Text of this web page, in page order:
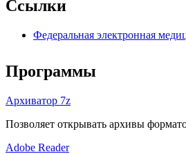
Ссылки
Федеральная электронная
Программы
Архиватор 7z
Позволяет открывать архивы
Adobe Reader